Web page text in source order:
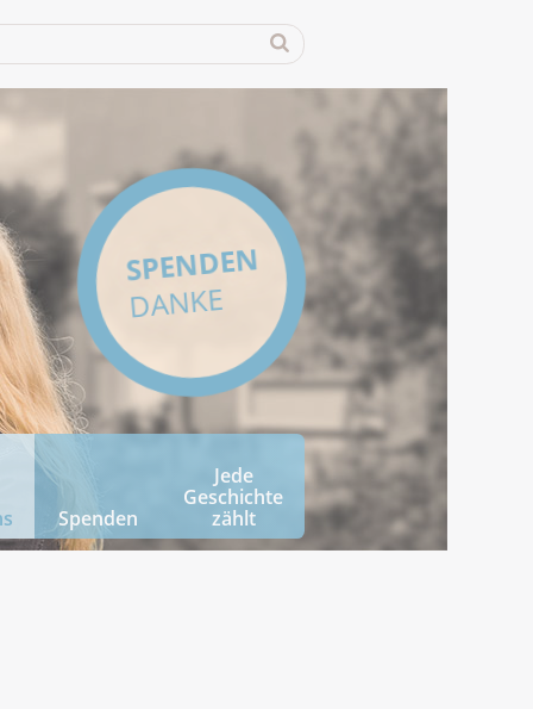
SPENDEN
DANKE
Spenden
Jede
Geschichte
zählt